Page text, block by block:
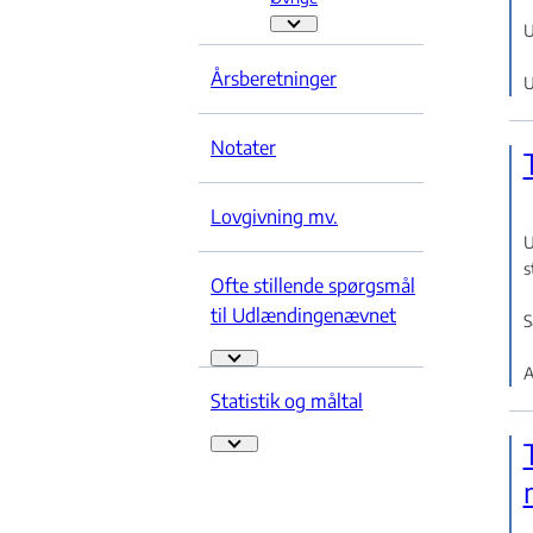
Øvrige - Flere links
Årsberetninger
Notater
Lovgivning mv.
Ofte stillende spørgsmål
til Udlændingenævnet
Ofte stillende spørgsmål til
Statistik og måltal
Statistik og måltal - Flere links